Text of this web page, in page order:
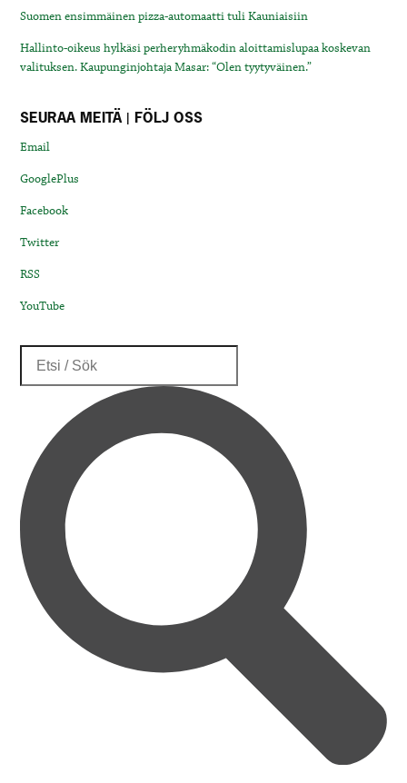
Suomen ensimmäinen pizza-automaatti tuli Kauniaisiin
Hallinto-oikeus hylkäsi perheryhmäkodin aloittamislupaa koskevan
valituksen. Kaupunginjohtaja Masar: “Olen tyytyväinen.”
SEURAA MEITÄ | FÖLJ OSS
Email
GooglePlus
Facebook
Twitter
RSS
YouTube